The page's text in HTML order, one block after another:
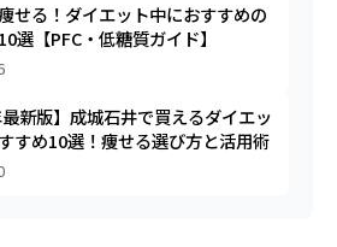
せる！ダイエット中におすすめの
選【PFC・低糖質ガイド】
最新版】成城石井で買えるダイエッ
すめ10選！痩せる選び方と活用術